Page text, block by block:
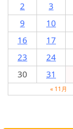
2
3
9
10
16
17
23
24
30
31
« 11月